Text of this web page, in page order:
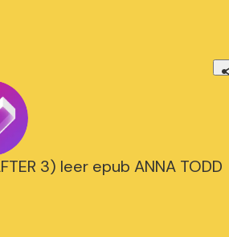
3) leer epub ANNA TODD